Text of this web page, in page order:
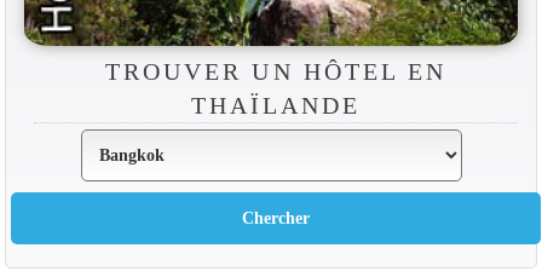
TROUVER UN HÔTEL EN
THAÏLANDE